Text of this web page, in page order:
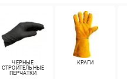
ЧЕРНЫЕ
СТРОИТЕЛЬНЫЕ
ПЕРЧАТКИ
КРАГИ